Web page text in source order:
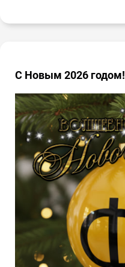
С Новым 2026 годом!